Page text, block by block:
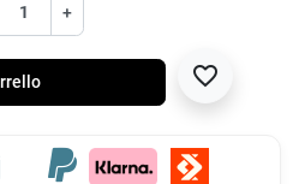
+
favorite_border